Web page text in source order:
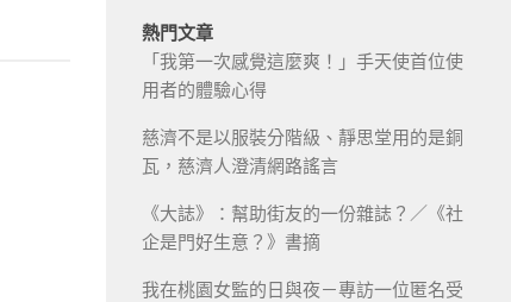
熱門文章
「我第一次感覺這麼爽！」手天使首位使
用者的體驗心得
慈濟不是以服裝分階級、靜思堂用的是銅
瓦，慈濟人澄清網路謠言
《大誌》：幫助街友的一份雜誌？／《社
企是門好生意？》書摘
我在桃園女監的日與夜－專訪一位匿名受